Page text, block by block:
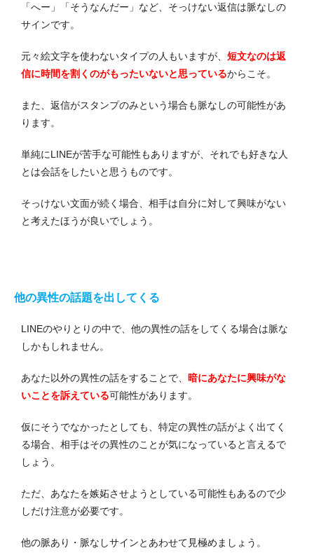
「へー」「そうなんだー」など、そっけない返信は脈なしの
サインです。
元々絵文字を使わないタイプの人もいますが、 短文なのは返
信に時間を割くのがもったいないと思っているからこそ。
また、返信がスタンプのみという場合も脈なしの可能性があ
ります。
単純にLINEが苦手な可能性もありますが、それでも好きな人
とは会話をしたいと思うものです。
そっけない文面が続く場合、相手は自分に対して興味がない
と考えたほうが良いでしょう。
他の異性の話題を出してくる
LINEのやりとりの中で、他の異性の話をしてくる場合は脈な
しかもしれません。
あなた以外の異性の話をすることで、 暗にあなたに興味がな
いことを訴えている可能性があります。
仮にそうでなかったとしても、特定の異性の話がよく出てく
る場合、相手はその異性のことが気になっていると言えるで
しょう。
ただ、あなたを嫉妬させようとしている可能性もあるので少
しだけ注意が必要です。
他の脈あり・脈なしサインとあわせて見極めましょう。